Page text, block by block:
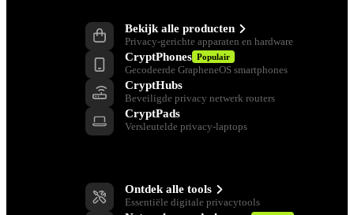
Bekijk alle producten
Privacy-gerichte apparaten en hardware
CryptPhones Populair
Gecodeerde GrapheneOS smartphones
CryptHubs
Beveiligde privacy netwerk routers
CryptPads
Versleutelde privacy-laptops
Ontdek alle tools
Essentiële digitale privacytools